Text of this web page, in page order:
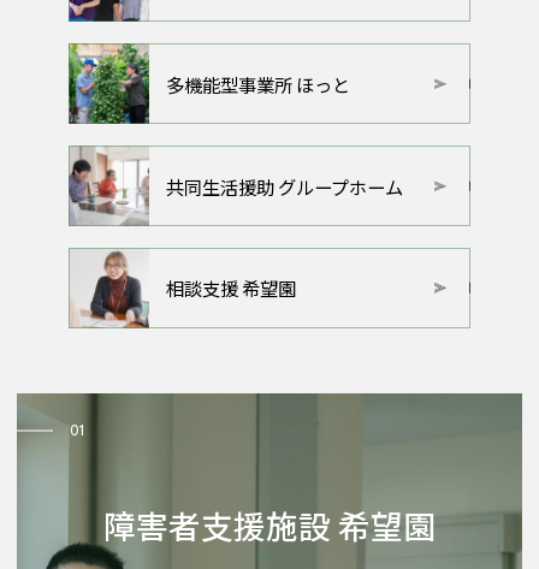
REPORT リポート
PRIVACY POLICY
多機能型事業所 ほっと
共同生活援助 グループホーム
相談支援 希望園
01
障害者支援施設 希望園